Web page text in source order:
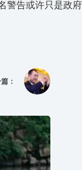
警告或许只是政府
：